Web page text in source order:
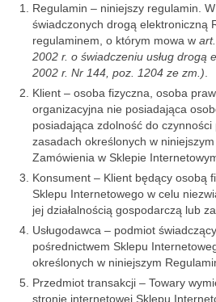
Regulamin – niniejszy regulamin.
świadczonych drogą elektroniczną
regulaminem, o którym mowa w
2002 r. o świadczeniu usług drogą
2002 r. Nr 144, poz. 1204 ze zm.)
Klient – osoba fizyczna, osoba
organizacyjna nie posiadająca
posiadająca zdolność do
zasadach określonych w
Zamówienia w Sklepie
Konsument – Klient będący osobą
Sklepu Internetowego w celu
jej działalnością gospodarczą lub
Usługodawca – podmiot
pośrednictwem Sklepu
określonych w niniejszym
Przedmiot transakcji – Towary
stronie internetowej Sklepu